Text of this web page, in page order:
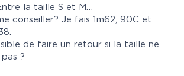
la taille S et M…
conseiller? Je fais 1m62, 90C et
de faire un retour si la taille ne
?